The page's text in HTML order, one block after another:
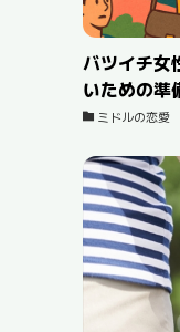
バツイチ女
いための準
ミドルの恋愛